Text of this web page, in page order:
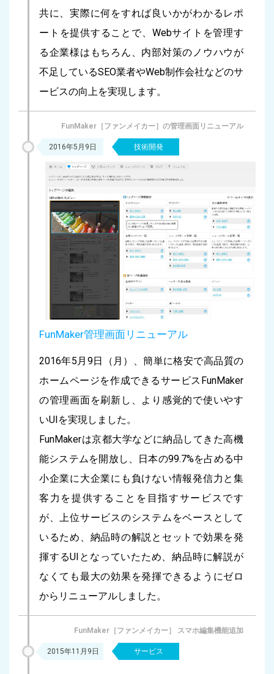
共に、実際に何をすれば良いかがわかるレポ
ートを提供することで、Webサイトを管理す
る企業様はもちろん、内部対策のノウハウが
不足しているSEO業者やWeb制作会社などのサ
ービスの向上を実現します。
FunMaker［ファンメイカー］の管理画面リニューアル
2016年5月9日 技術開発
FunMaker管理画面リニューアル
2016年5月9日（月）、簡単に格安で高品質の
ホームページを作成できるサービスFunMaker
の管理画面を刷新し、より感覚的で使いやす
いUIを実現しました。
FunMakerは京都大学などに納品してきた高機
能システムを開放し、日本の99.7%を占める中
小企業に大企業にも負けない情報発信力と集
客力を提供することを目指すサービスです
が、上位サービスのシステムをベースとして
いるため、納品時の解説とセットで効果を発
揮するUIとなっていたため、納品時に解説が
なくても最大の効果を発揮できるようにゼロ
からリニューアルしました。
FunMaker［ファンメイカー］ スマホ編集機能追加
2015年11月9日 サービス